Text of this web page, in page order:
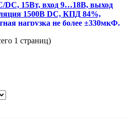
DC, 15Вт, вход 9…18В, выход
1500В DC, КПД 84%,
нагрузка не более ±330мкФ,
1 страниц)